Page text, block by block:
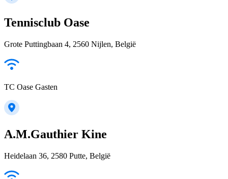
Tennisclub Oase
Grote Puttingbaan 4, 2560 Nijlen, België
TC Oase Gasten
A.M.Gauthier Kine
Heidelaan 36, 2580 Putte, België